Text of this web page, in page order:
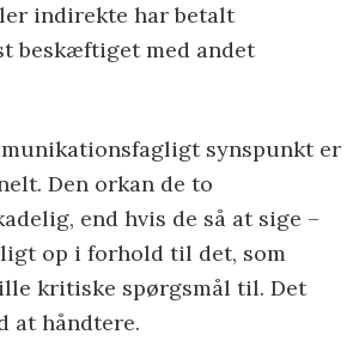
indirekte har betalt
beskæftiget med andet
synspunkt er
Den orkan de to
end hvis de så at sige –
op i forhold til det, som
kritiske spørgsmål til. Det
at håndtere.